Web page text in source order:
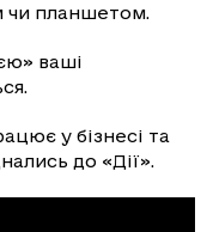
чи планшетом.
ваші
у бізнесі та
до «Дії».